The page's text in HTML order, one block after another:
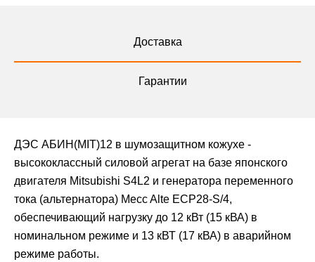
Доставка
Гарантии
ДЭС АБИН(MIT)12 в шумозащитном кожухе -
высококлассный силовой агрегат на базе японского
двигателя Mitsubishi S4L2 и генератора переменного
тока (альтернатора) Mecc Alte ECP28-S/4,
обеспечивающий нагрузку до 12 кВт (15 кВА) в
номинальном режиме и 13 кВТ (17 кВА) в аварийном
режиме работы.